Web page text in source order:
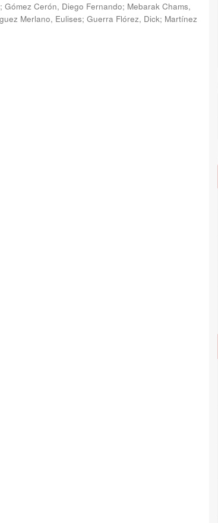
; Gómez Cerón, Diego Fernando; Mebarak Chams,
Merlano, Eulises; Guerra Flórez, Dick; Martínez